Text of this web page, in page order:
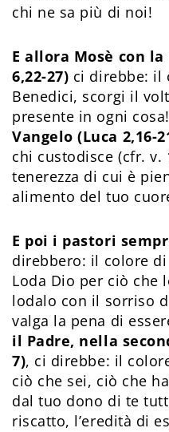
chi ne sa più di noi!
E allora Mosè con
6,22-27) ci direbbe: il
Benedici, scorgi il
presente in ogni cosa!
Vangelo (Luca 2,16-
chi custodisce (cfr. v.
tenerezza di cui è
alimento del tuo
E poi i pastori
direbbero: il colore
Loda Dio per ciò che
lodalo con il sorriso
valga la pena di
il Padre, nella
7), ci direbbe: il
ciò che sei, ciò che
dal tuo dono di te
riscatto, l’eredità di